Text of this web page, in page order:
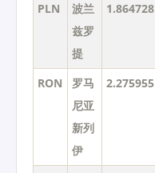
PLN
波兰
兹罗
提
1.864728
RON
罗马
尼亚
新列
伊
2.275955